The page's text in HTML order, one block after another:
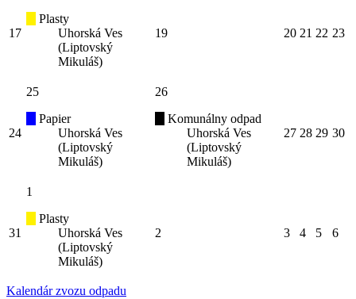
17
Plasty
Uhorská Ves
(Liptovský
Mikuláš)
19 20 21 22 23
24
25
Papier
Uhorská Ves
(Liptovský
Mikuláš)
26
Komunálny odpad
Uhorská Ves
(Liptovský
Mikuláš)
27 28 29 30
31
1
Plasty
Uhorská Ves
(Liptovský
Mikuláš)
2 3 4 5 6
Kalendár zvozu odpadu